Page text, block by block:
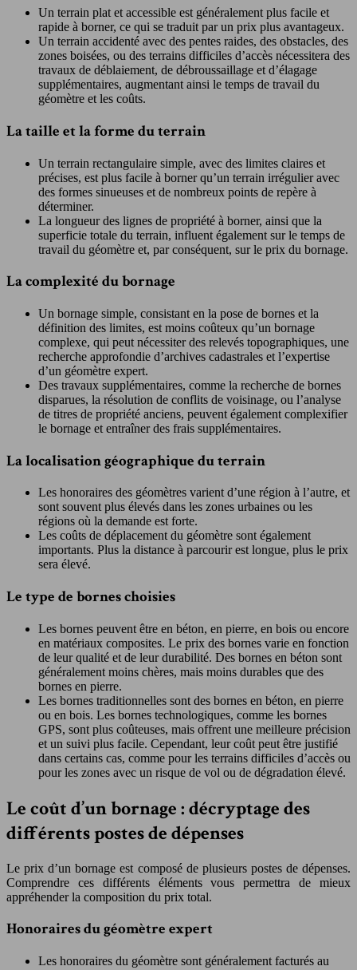
Un terrain plat et accessible est généralement plus facile et
rapide à borner, ce qui se traduit par un prix plus avantageux.
Un terrain accidenté avec des pentes raides, des obstacles, des
zones boisées, ou des terrains difficiles d’accès nécessitera des
travaux de déblaiement, de débroussaillage et d’élagage
supplémentaires, augmentant ainsi le temps de travail du
géomètre et les coûts.
La taille et la forme du terrain
Un terrain rectangulaire simple, avec des limites claires et
précises, est plus facile à borner qu’un terrain irrégulier avec
des formes sinueuses et de nombreux points de repère à
déterminer.
La longueur des lignes de propriété à borner, ainsi que la
superficie totale du terrain, influent également sur le temps de
travail du géomètre et, par conséquent, sur le prix du bornage.
La complexité du bornage
Un bornage simple, consistant en la pose de bornes et la
définition des limites, est moins coûteux qu’un bornage
complexe, qui peut nécessiter des relevés topographiques, une
recherche approfondie d’archives cadastrales et l’expertise
d’un géomètre expert.
Des travaux supplémentaires, comme la recherche de bornes
disparues, la résolution de conflits de voisinage, ou l’analyse
de titres de propriété anciens, peuvent également complexifier
le bornage et entraîner des frais supplémentaires.
La localisation géographique du terrain
Les honoraires des géomètres varient d’une région à l’autre, et
sont souvent plus élevés dans les zones urbaines ou les
régions où la demande est forte.
Les coûts de déplacement du géomètre sont également
importants. Plus la distance à parcourir est longue, plus le prix
sera élevé.
Le type de bornes choisies
Les bornes peuvent être en béton, en pierre, en bois ou encore
en matériaux composites. Le prix des bornes varie en fonction
de leur qualité et de leur durabilité. Des bornes en béton sont
généralement moins chères, mais moins durables que des
bornes en pierre.
Les bornes traditionnelles sont des bornes en béton, en pierre
ou en bois. Les bornes technologiques, comme les bornes
GPS, sont plus coûteuses, mais offrent une meilleure précision
et un suivi plus facile. Cependant, leur coût peut être justifié
dans certains cas, comme pour les terrains difficiles d’accès ou
pour les zones avec un risque de vol ou de dégradation élevé.
Le coût d’un bornage : décryptage des
différents postes de dépenses
Le prix d’un bornage est composé de plusieurs postes de dépenses.
Comprendre ces différents éléments vous permettra de mieux
appréhender la composition du prix total.
Honoraires du géomètre expert
Les honoraires du géomètre sont généralement facturés au